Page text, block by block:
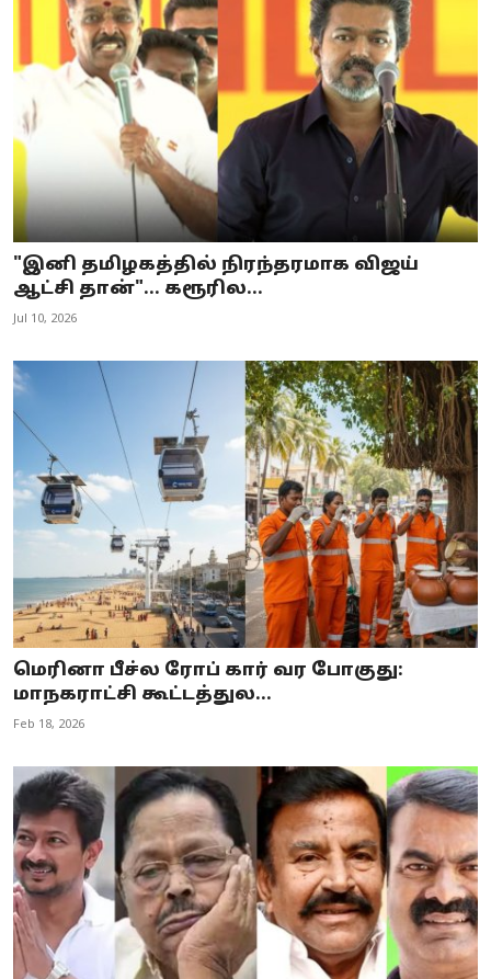
"இனி தமிழகத்தில் நிரந்தரமாக விஜய்
ஆட்சி தான்"... கரூரில...
Jul 10, 2026
மெரினா பீச்ல ரோப் கார் வர போகுது:
மாநகராட்சி கூட்டத்துல...
Feb 18, 2026